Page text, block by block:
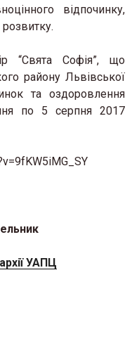
відпочинку,
“Свята Софія”, що
району Львівської
та оздоровлення
по 5 серпня 2017
к
УАПЦ